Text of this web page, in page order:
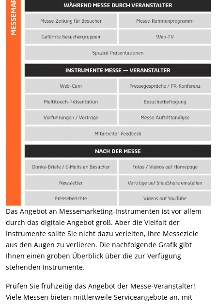
Das Angebot an Messemarketing-Instrumenten ist vor allem
durch das digitale Angebot groß. Aber die Vielfalt der
Instrumente sollte Sie nicht dazu verleiten, Ihre Messeziele
aus den Augen zu verlieren. Die nachfolgende Grafik gibt
Ihnen einen groben Überblick über die zur Verfügung
stehenden Instrumente.
Prüfen Sie frühzeitig das Angebot der Messe-Veranstalter!
Viele Messen bieten mittlerweile Serviceangebote an, mit